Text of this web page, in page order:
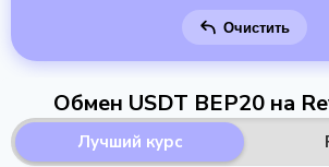
Очистить
Обмен USDT BEP20 на
Лучший курс